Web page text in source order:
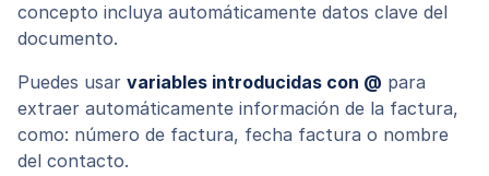
concepto incluya automáticamente datos clave del
documento.
Puedes usar variables introducidas con @ para
extraer automáticamente información de la factura,
como: número de factura, fecha factura o nombre
del contacto.